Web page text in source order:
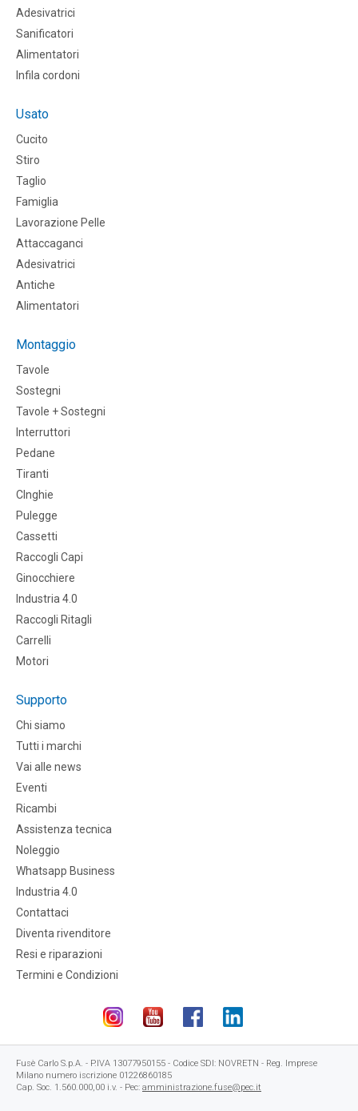
Adesivatrici
Sanificatori
Alimentatori
Infila cordoni
Usato
Cucito
Stiro
Taglio
Famiglia
Lavorazione Pelle
Attaccaganci
Adesivatrici
Antiche
Alimentatori
Montaggio
Tavole
Sostegni
Tavole + Sostegni
Interruttori
Pedane
Tiranti
CInghie
Pulegge
Cassetti
Raccogli Capi
Ginocchiere
Industria 4.0
Raccogli Ritagli
Carrelli
Motori
Supporto
Chi siamo
Tutti i marchi
Vai alle news
Eventi
Ricambi
Assistenza tecnica
Noleggio
Whatsapp Business
Industria 4.0
Contattaci
Diventa rivenditore
Resi e riparazioni
Termini e Condizioni
Fusè Carlo S.p.A. - P.IVA 13077950155 - Codice SDI: NOVRETN - Reg. Imprese
Milano numero iscrizione 01226860185
Cap. Soc. 1.560.000,00 i.v. - Pec: amministrazione.fuse@pec.it